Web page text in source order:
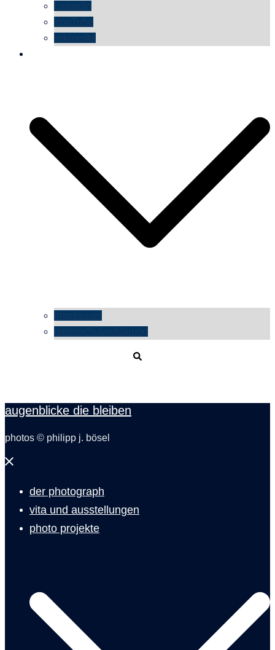
LinkedIn
YouTube
wikipedia
impressum
datenschutzerklärung
augenblicke die bleiben
photos © philipp j. bösel
Menü
der photograph
vita und ausstellungen
photo projekte